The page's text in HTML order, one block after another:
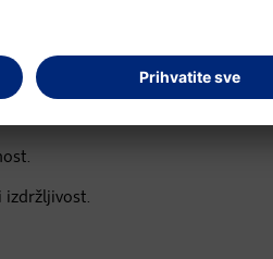
i eksplozivnu snagu i
trupa.
izdržljivost.